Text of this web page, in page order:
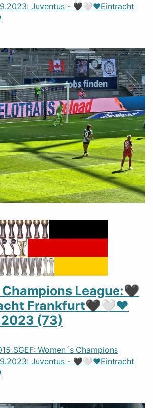
Juventus - 🖤🤍❤️Eintracht
Champions League:🖤
Frankfurt🖤🤍❤️
(73)
SGEF: Women´s Champions
Juventus - 🖤🤍❤️Eintracht